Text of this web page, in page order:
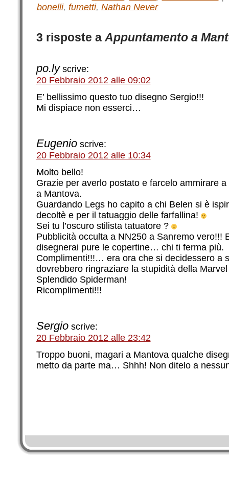
bonelli, fumetti, Nathan Never
3 risposte a Appuntamento a
po.ly scrive:
20 Febbraio 2012 alle 09:02
E’ bellissimo questo tuo disegno Sergio!!!
Mi dispiace non esserci…
Eugenio scrive:
20 Febbraio 2012 alle 10:34
Molto bello!
Grazie per averlo postato e farcelo ammirare
a Mantova.
Guardando Legs ho capito a chi Belen si è
decoltè e per il tatuaggio delle farfallina!
Sei tu l’oscuro stilista tatuatore ?
Pubblicità occulta a NN250 a Sanremo vero!!!
disegnerai pure le copertine… chi ti ferma più.
Complimenti!!!… era ora che si decidessero a
dovrebbero ringraziare la stupidità della
Splendido Spiderman!
Ricomplimenti!!!
Sergio scrive:
20 Febbraio 2012 alle 23:42
Troppo buoni, magari a Mantova qualche
metto da parte ma… Shhh! Non ditelo a